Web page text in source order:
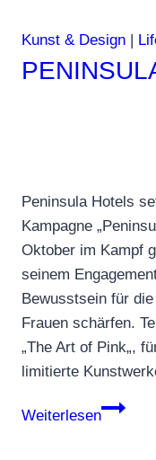
Kunst & Design |
Peninsula Hotels
Kampagne
Oktober im Kampf
seinem
Bewusstsein für
Frauen schärfen.
„The Art of Pink„,
limitierte
Weiterlesen